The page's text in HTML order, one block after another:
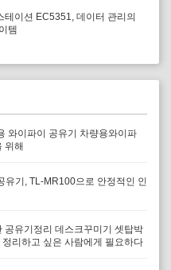
테이션 EC5351, 데이터 관리의
템
와이파이 공유기 차량용와이파
위해
유기, TL-MR100으로 안정적인 인
공유기정리 데스크꾸미기 셋탑박
리하고 싶은 사람에게 필요하다